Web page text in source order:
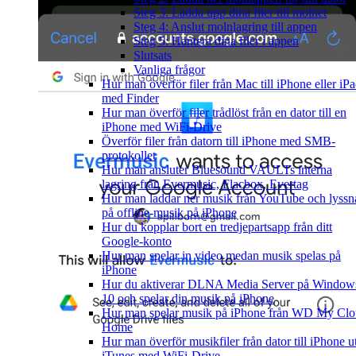
Steg 3: Ladda upp dina filer till molnet
Steg 4: Anslut molnlagring till appen
Steg 5: Hantera dina filer i appen
Slutsats
Vanliga frågor
Hur man överför filer från Mac till iPhone eller
med Finder
Hur man överför filer trådlöst från en dator till en
iPhone med WiFi-Drive
Överför filer från datorn till iPhone med SMB-
protokollet
Hur man ansluter Bluesound VAULTs interna
lagring från Evermusic, Flacbox, Evertag
Hur man laddar ner musik från YouTube och
på offline-musik på iPhone
Hur du kopplar bort en tredjepartsapp från ditt
Google-konto
Hur man spelar in video medan musik spelas på
iPhone
Hur du aktiverar DLNA Media Server på
10 och spelar din musik på iPhone
Hur man spelar musik på iPhone från WD My
Home
Hur man överför musikfiler från dator till iPhone